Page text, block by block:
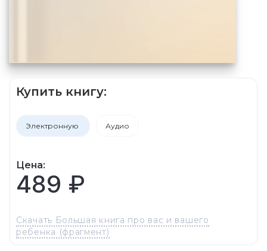
Купить книгу:
Электронную Аудио
Цена:
489 ₽
Скачать Большая книга про вас и вашего
ребенка (фрагмент)